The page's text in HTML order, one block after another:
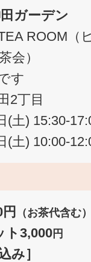
ガーデン
ROOM（
会）
す
2丁目
(土) 15:30-
(土) 10:00-
（お茶代含む）
ト3,000円
み］